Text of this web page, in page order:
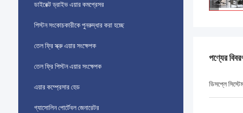
ডাইরেক্ট ড্রাইভ এয়ার কমপ্রেসর
পিস্টন সংকোচকারীকে পুনরুদ্ধার করা হচ্ছে
তেল ফ্রি স্ক্রু এয়ার সংক্ষেপক
তেল ফ্রি পিস্টন এয়ার সংক্ষেপক
এয়ার কম্প্রেসার হেড
গ্যাসোলিন পোর্টেবল জেনারেটর
পণ্যের
ডিসপ্লে সিস্টেম